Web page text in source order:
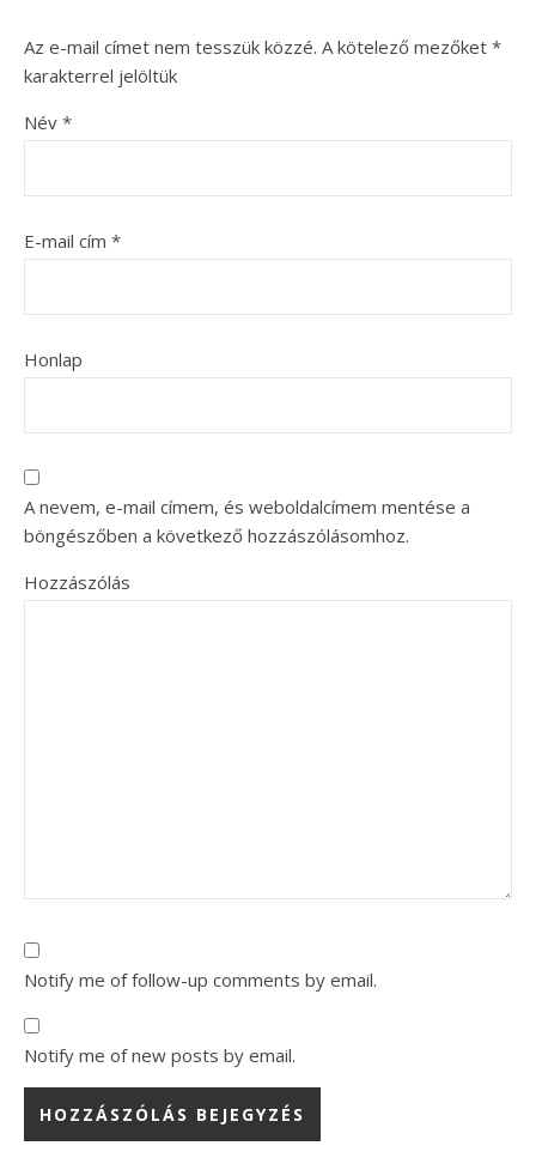
Az e-mail címet nem tesszük közzé. A kötelező mezőket *
karakterrel jelöltük
Név *
E-mail cím *
Honlap
A nevem, e-mail címem, és weboldalcímem mentése a
böngészőben a következő hozzászólásomhoz.
Hozzászólás
Notify me of follow-up comments by email.
Notify me of new posts by email.